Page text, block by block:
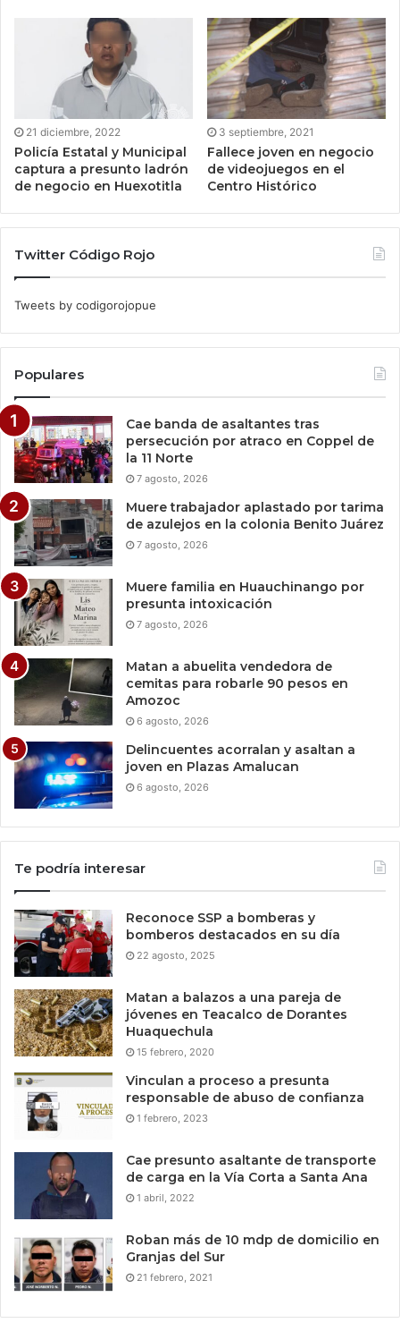
21 diciembre, 2022
Policía Estatal y Municipal
captura a presunto ladrón
de negocio en Huexotitla
3 septiembre, 2021
Fallece joven en negocio
de videojuegos en el
Centro Histórico
Twitter Código Rojo
Tweets by codigorojopue
Populares
Cae banda de asaltantes tras
persecución por atraco en Coppel de
la 11 Norte
7 agosto, 2026
Muere trabajador aplastado por tarima
de azulejos en la colonia Benito Juárez
7 agosto, 2026
Muere familia en Huauchinango por
presunta intoxicación
7 agosto, 2026
Matan a abuelita vendedora de
cemitas para robarle 90 pesos en
Amozoc
6 agosto, 2026
Delincuentes acorralan y asaltan a
joven en Plazas Amalucan
6 agosto, 2026
Te podría interesar
Reconoce SSP a bomberas y
bomberos destacados en su día
22 agosto, 2025
Matan a balazos a una pareja de
jóvenes en Teacalco de Dorantes
Huaquechula
15 febrero, 2020
Vinculan a proceso a presunta
responsable de abuso de confianza
1 febrero, 2023
Cae presunto asaltante de transporte
de carga en la Vía Corta a Santa Ana
1 abril, 2022
Roban más de 10 mdp de domicilio en
Granjas del Sur
21 febrero, 2021